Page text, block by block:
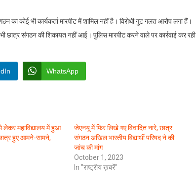
कोई भी कार्यकर्ता मारपीट में शामिल नहीं है। विरोधी गुट गलत आरोप लगा हैं।
संगठन की शिकायत नहीं आई। पुलिस मारपीट करने वाले पर कार्रवाई कर रही
WhatsApp
लेकर महाविद्यालय में हुआ
हुए आमने-सामने,
जेएनयू में फिर लिखे गए विवादित नारे, छात्र
संगठन अखिल भारतीय विद्यार्थी परिषद ने की
जांच की मांग
October 1, 2023
In "राष्ट्रीय ख़बरें"